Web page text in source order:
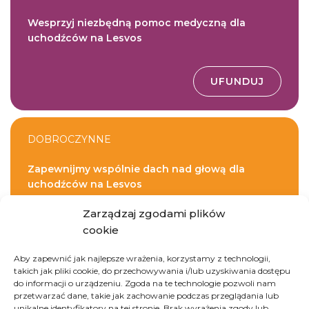
Zarządzaj zgodami plików
cookie
Aby zapewnić jak najlepsze wrażenia, korzystamy z technologii,
takich jak pliki cookie, do przechowywania i/lub uzyskiwania dostępu
do informacji o urządzeniu. Zgoda na te technologie pozwoli nam
przetwarzać dane, takie jak zachowanie podczas przeglądania lub
Wesprzyj niezbędną pomoc medyczną dla
uchodźców na Lesvos
UFUNDUJ
DOBROCZYNNE
Zapewnijmy wspólnie dach nad głową dla
uchodźców na Lesvos